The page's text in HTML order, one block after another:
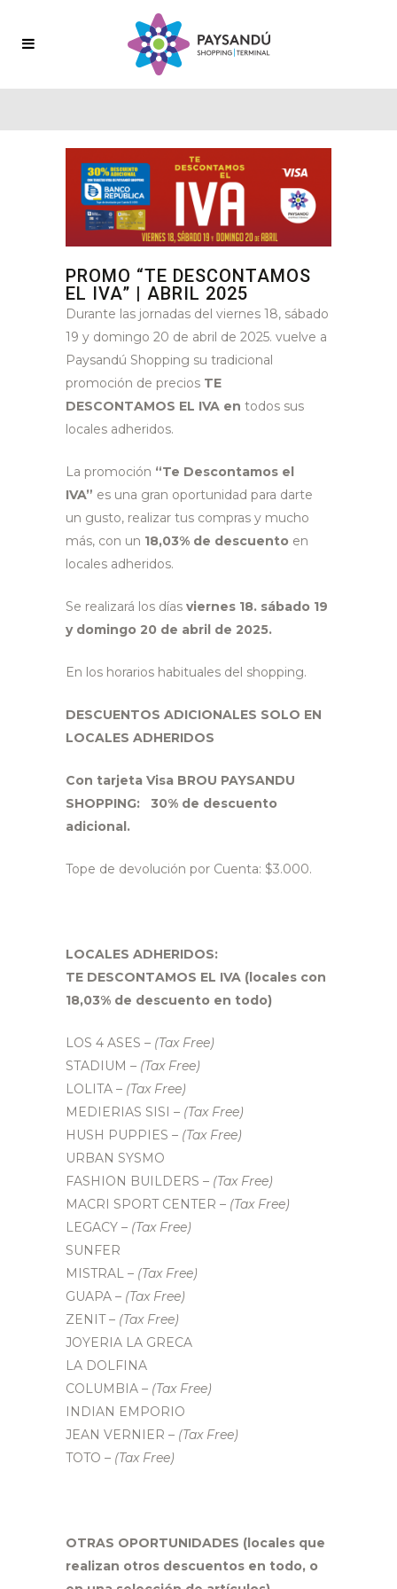
PROMO “TE DESCONTAMOS
EL IVA” | ABRIL 2025
Durante las jornadas del viernes 18, sábado
19 y domingo 20 de abril de 2025. vuelve a
Paysandú Shopping su tradicional
promoción de precios TE
DESCONTAMOS EL IVA en todos sus
locales adheridos.
La promoción “Te Descontamos el
IVA” es una gran oportunidad para darte
un gusto, realizar tus compras y mucho
más, con un 18,03% de descuento en
locales adheridos.
Se realizará los días viernes 18. sábado 19
y domingo 20 de abril de 2025.
En los horarios habituales del shopping.
DESCUENTOS ADICIONALES SOLO EN
LOCALES ADHERIDOS
Con tarjeta Visa BROU PAYSANDU
SHOPPING: 30% de descuento
adicional.
Tope de devolución por Cuenta: $3.000.
LOCALES ADHERIDOS:
TE DESCONTAMOS EL IVA (locales con
18,03% de descuento en todo)
LOS 4 ASES – (Tax Free)
STADIUM – (Tax Free)
LOLITA – (Tax Free)
MEDIERIAS SISI – (Tax Free)
HUSH PUPPIES – (Tax Free)
URBAN SYSMO
FASHION BUILDERS – (Tax Free)
MACRI SPORT CENTER – (Tax Free)
LEGACY – (Tax Free)
SUNFER
MISTRAL – (Tax Free)
GUAPA – (Tax Free)
ZENIT– (Tax Free)
JOYERIA LA GRECA
LA DOLFINA
COLUMBIA – (Tax Free)
INDIAN EMPORIO
JEAN VERNIER – (Tax Free)
TOTO – (Tax Free)
OTRAS OPORTUNIDADES (locales que
realizan otros descuentos en todo, o